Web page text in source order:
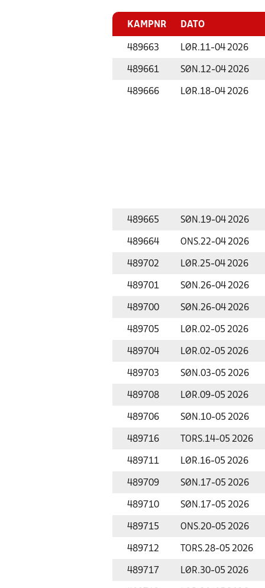
KAMPNR DATO
489663 LØR.11-04 2026
489661 SØN.12-04 2026
489666 LØR.18-04 2026
489665 SØN.19-04 2026
489664 ONS.22-04 2026
489702 LØR.25-04 2026
489701 SØN.26-04 2026
489700 SØN.26-04 2026
489705 LØR.02-05 2026
489704 LØR.02-05 2026
489703 SØN.03-05 2026
489708 LØR.09-05 2026
489706 SØN.10-05 2026
489716 TORS.14-05 2026
489711 LØR.16-05 2026
489709 SØN.17-05 2026
489710 SØN.17-05 2026
489715 ONS.20-05 2026
489712 TORS.28-05 2026
489717 LØR.30-05 2026